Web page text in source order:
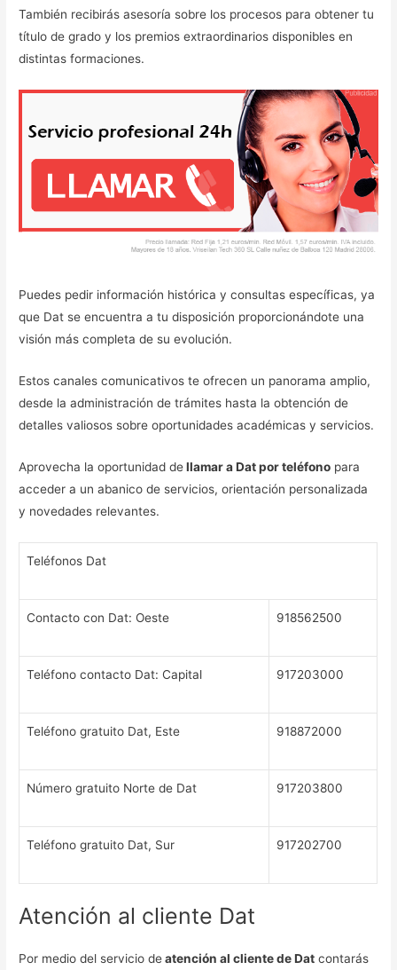
También recibirás asesoría sobre los procesos para obtener tu
título de grado y los premios extraordinarios disponibles en
distintas formaciones.
Puedes pedir información histórica y consultas específicas, ya
que Dat se encuentra a tu disposición proporcionándote una
visión más completa de su evolución.
Estos canales comunicativos te ofrecen un panorama amplio,
desde la administración de trámites hasta la obtención de
detalles valiosos sobre oportunidades académicas y servicios.
Aprovecha la oportunidad dellamar a Dat por teléfono para
acceder a un abanico de servicios, orientación personalizada
y novedades relevantes.
Teléfonos Dat
Contacto con Dat: Oeste 918562500
Teléfono contacto Dat: Capital 917203000
Teléfono gratuito Dat, Este 918872000
Número gratuito Norte de Dat 917203800
Teléfono gratuito Dat, Sur 917202700
Atención al cliente Dat
Por medio del servicio deatención al cliente de Dat contarás